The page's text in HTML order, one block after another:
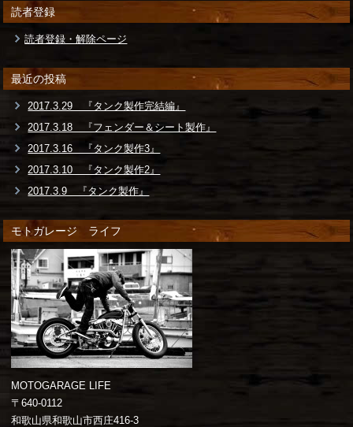
読者登録
読者登録・解除ページ
最近の投稿
2017.3.29 『タンク製作完結編』
2017.3.18 『フェンダー＆シート製作』
2017.3.16 『タンク製作3』
2017.3.10 『タンク製作2』
2017.3.9 『タンク製作』
モトガレージ ライフ
MOTOGARAGE LIFE
〒640-0112
和歌山県和歌山市西庄416-3